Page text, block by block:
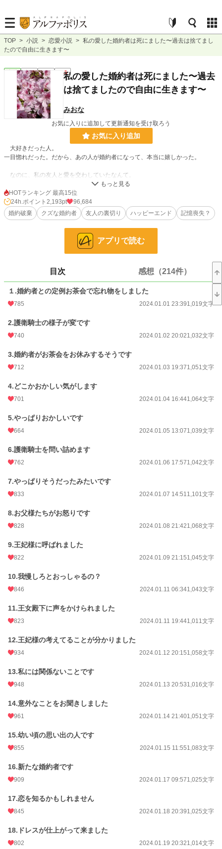
TOP > 小説 > 恋愛小説 > 私の愛した婚約者は死にました〜過去は捨てまし
たので自由に生きます〜
恋愛 完結 短編 R15私の愛した婚約者は死にました〜過去
は捨てましたので自由に生きます〜
みおな
お気に入りに追加して更新通知を受け取ろう
お気に入り追加
大好きだった人。
一目惚れだった。だから、あの人が婚約者になって、本当に嬉しかった。
なのに、私の友人と愛を交わしていたなんて。
もう誰も信じられない。
小説 628 位 / 228,927 件
371 位 / 66,394 件
2,193 pt
文字数 110,790
更新日時
初回公開日時 2024.01.01 23:39
初回完結日時
週間ポイント 5,180 pt (1,976 位)
月間ポイント
年間ポイント 376,733 pt (1,479 位)
HOTランキング 最高15位
24h.ポイント 2,193pt
96,684
婚約破棄
クズな婚約者 友人の裏切り ハッピーエンド 記憶喪失？
アプリで読む
目次 感想（214件）
１.婚約者との定例お茶会で忘れ物をしました
785 2024.01.01 23:391,019文字
2.護衛騎士の様子が変です
740 2024.01.02 20:021,032文字
3.婚約者がお茶会をお休みするそうです
712 2024.01.03 19:371,051文字
4.どこかおかしい気がします
701 2024.01.04 16:441,064文字
5.やっぱりおかしいです
664 2024.01.05 13:071,039文字
6.護衛騎士を問い詰めます
762 2024.01.06 17:571,042文字
7.やっぱりそうだったみたいです
833 2024.01.07 14:511,101文字
8.お父様たちがお怒りです
828 2024.01.08 21:421,068文字
9.王妃様に呼ばれました
822 2024.01.09 21:151,045文字
10.我慢しろとおっしゃるの？
846 2024.01.11 06:341,043文字
11.王女殿下に声をかけられました
823 2024.01.11 19:441,011文字
12.王妃様の考えてることが分かりました
934 2024.01.12 20:151,058文字
13.私には関係ないことです
948 2024.01.13 20:531,016文字
14.意外なことをお聞きしました
961 2024.01.14 21:401,051文字
15.幼い頃の思い出の人です
855 2024.01.15 11:551,083文字
16.新たな婚約者です
909 2024.01.17 09:571,025文字
17.恋を知るかもしれません
845 2024.01.18 20:391,025文字
18.ドレスが仕上がって来ました
802 2024.01.19 20:321,014文字